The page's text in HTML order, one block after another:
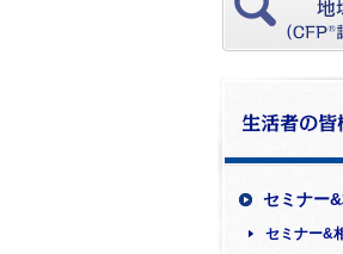
セミナー
セミナー&